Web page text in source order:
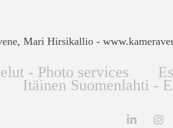
Mari Hirsikallio -
- Photo services
Itäinen Suomenlahti -